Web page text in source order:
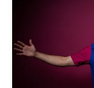
Resultados
Clasificaciones
Calendario
Hockey Hierba
Hockey Hierba
Actualidad
Escuela de